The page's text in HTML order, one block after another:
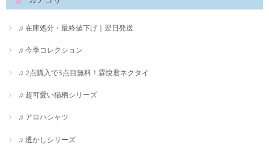
♫ 在庫処分・最終値下げ｜翌日発送
♫ 今季コレクション
♫ 2点購入で3点目無料！霖悅君ネクタイ
♫ 超可愛い猫柄シリーズ
♫ アロハシャツ
♫ 透かしシリーズ